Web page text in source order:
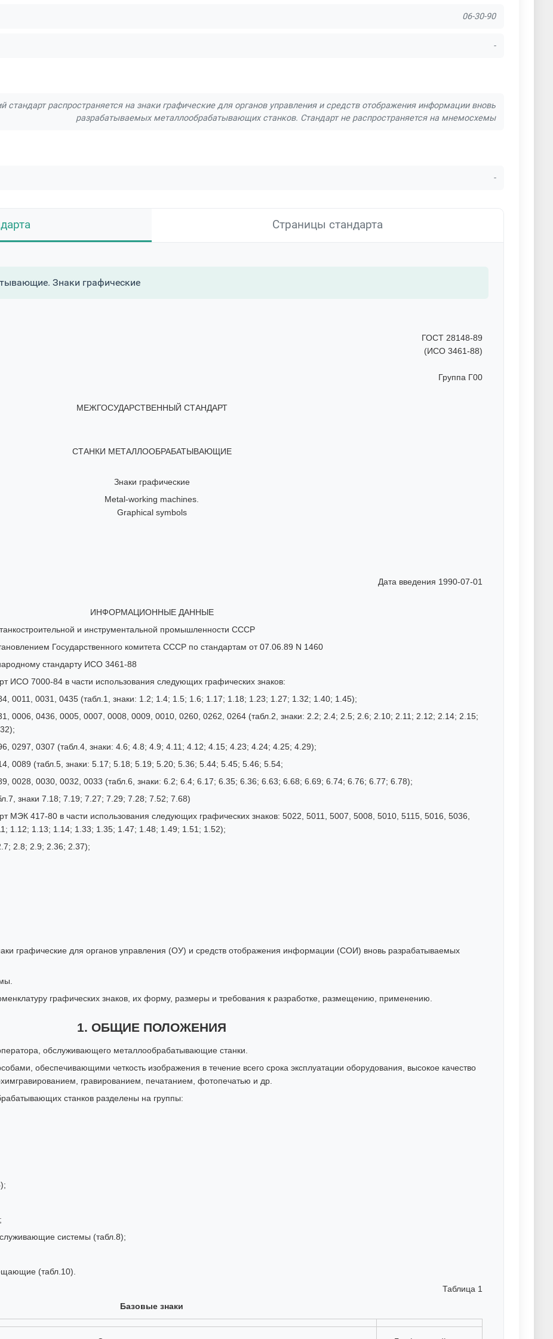
06-30-90
-
стандарт распространяется на знаки графические для органов управления и средств отображения информации вновь
разрабатываемых металлообрабатывающих станков. Стандарт не распространяется на мнемосхемы
-
Страницы стандарта
Знаки графические